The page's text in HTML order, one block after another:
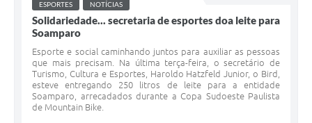
ESPORTES NOTÍCIAS
Solidariedade... secretaria de esportes doa leite para
Soamparo
Esporte e social caminhando juntos para auxiliar as pessoas
que mais precisam. Na última terça-feira, o secretário de
Turismo, Cultura e Esportes, Haroldo Hatzfeld Junior, o Bird,
esteve entregando 250 litros de leite para a entidade
Soamparo, arrecadados durante a Copa Sudoeste Paulista
de Mountain Bike.